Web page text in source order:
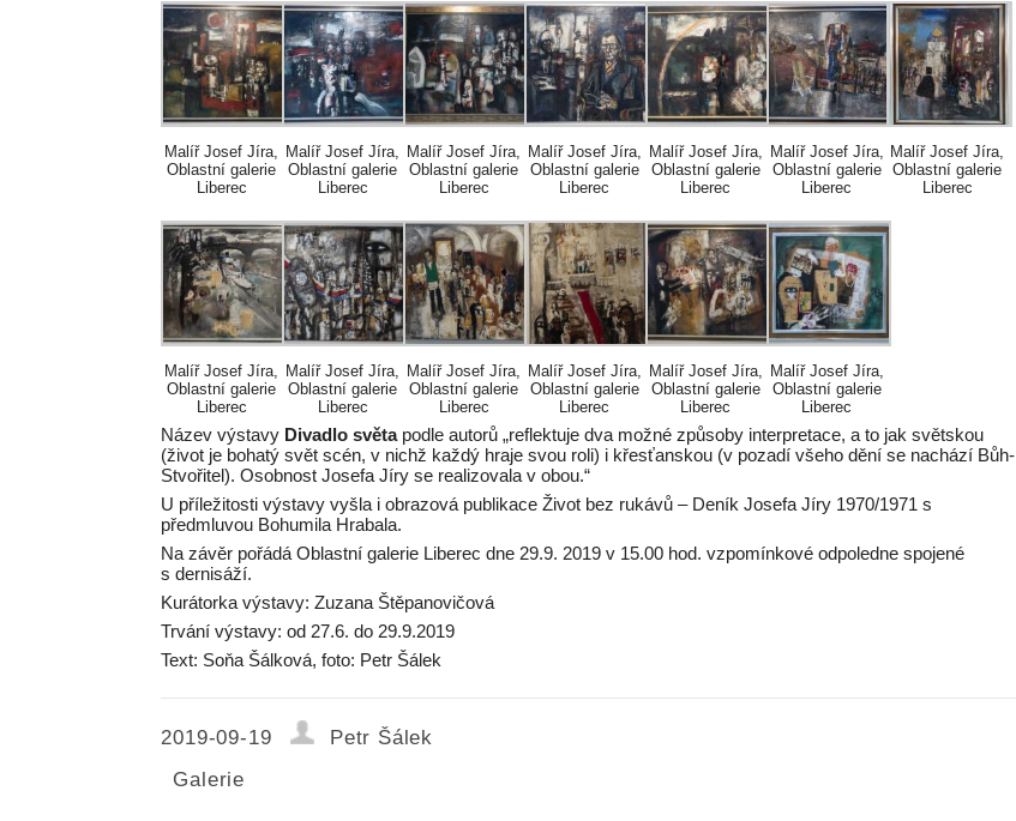
Malíř Josef Jíra,
Oblastní galerie
Liberec
Malíř Josef Jíra,
Oblastní galerie
Liberec
Malíř Josef Jíra,
Oblastní galerie
Liberec
Malíř Josef Jíra,
Oblastní galerie
Liberec
Malíř Josef Jíra,
Oblastní galerie
Liberec
Malíř Josef Jíra,
Oblastní galerie
Liberec
Malíř Josef Jíra,
Oblastní galerie
Liberec
Malíř Josef Jíra,
Oblastní galerie
Liberec
Malíř Josef Jíra,
Oblastní galerie
Liberec
Malíř Josef Jíra,
Oblastní galerie
Liberec
Malíř Josef Jíra,
Oblastní galerie
Liberec
Malíř Josef Jíra,
Oblastní galerie
Liberec
Malíř Josef Jíra,
Oblastní galerie
Liberec
Název výstavy Divadlo světapodle autorů „reflektuje dva možné způsoby interpretace, a to jak světskou
(život je bohatý svět scén, v nichž každý hraje svou roli) i křesťanskou (v pozadí všeho dění se nachází Bůh-
Stvořitel). Osobnost Josefa Jíry se realizovala v obou.“
U příležitosti výstavy vyšla i obrazová publikace Život bez rukávů – Deník Josefa Jíry 1970/1971 s
předmluvou Bohumila Hrabala.
Na závěr pořádá Oblastní galerie Liberec dne 29.9. 2019 v 15.00 hod. vzpomínkové odpoledne spojené
s dernisáží.
Kurátorka výstavy: Zuzana Štěpanovičová
Trvání výstavy: od 27.6. do 29.9.2019
Text: Soňa Šálková, foto: Petr Šálek
2019-09-19
Petr Šálek
Galerie